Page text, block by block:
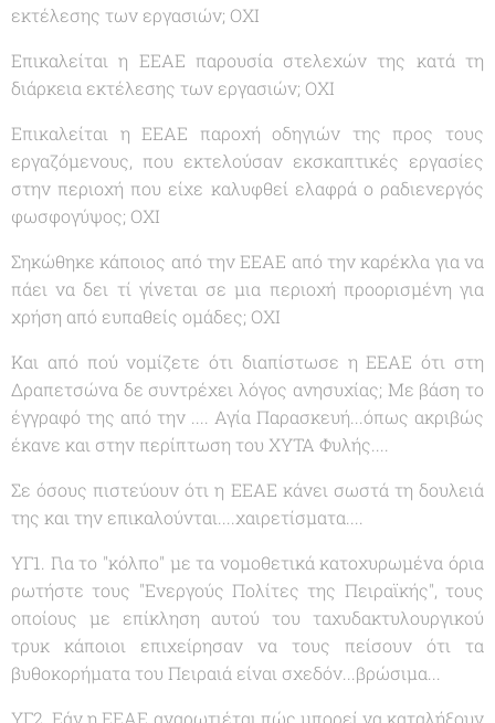
εκτέλεσης των εργασιών; ΟΧΙ
Επικαλείται η ΕΕΑΕ παρουσία στελεχών της κατά τη
διάρκεια εκτέλεσης των εργασιών; ΟΧΙ
Επικαλείται η ΕΕΑΕ παροχή οδηγιών της προς τους
εργαζόμενους, που εκτελούσαν εκσκαπτικές εργασίες
στην περιοχή που είχε καλυφθεί ελαφρά ο ραδιενεργός
φωσφογύψος; ΟΧΙ
Σηκώθηκε κάποιος από την ΕΕΑΕ από την καρέκλα για να
πάει να δει τί γίνεται σε μια περιοχή προορισμένη για
χρήση από ευπαθείς ομάδες; ΟΧΙ
Και από πού νομίζετε ότι διαπίστωσε η ΕΕΑΕ ότι στη
Δραπετσώνα δε συντρέχει λόγος ανησυχίας; Με βάση το
έγγραφό της από την .... Αγία Παρασκευή...όπως ακριβώς
έκανε και στην περίπτωση του ΧΥΤΑ Φυλής....
Σε όσους πιστεύουν ότι η ΕΕΑΕ κάνει σωστά τη δουλειά
της και την επικαλούνται....χαιρετίσματα....
ΥΓ1. Για το "κόλπο" με τα νομοθετικά κατοχυρωμένα όρια
ρωτήστε τους "Ενεργούς Πολίτες της Πειραϊκής", τους
οποίους με επίκληση αυτού του ταχυδακτυλουργικού
τρυκ κάποιοι επιχείρησαν να τους πείσουν ότι τα
βυθοκορήματα του Πειραιά είναι σχεδόν...βρώσιμα...
ΥΓ2. Εάν η ΕΕΑΕ αναρωτιέται πώς μπορεί να καταλήξουν